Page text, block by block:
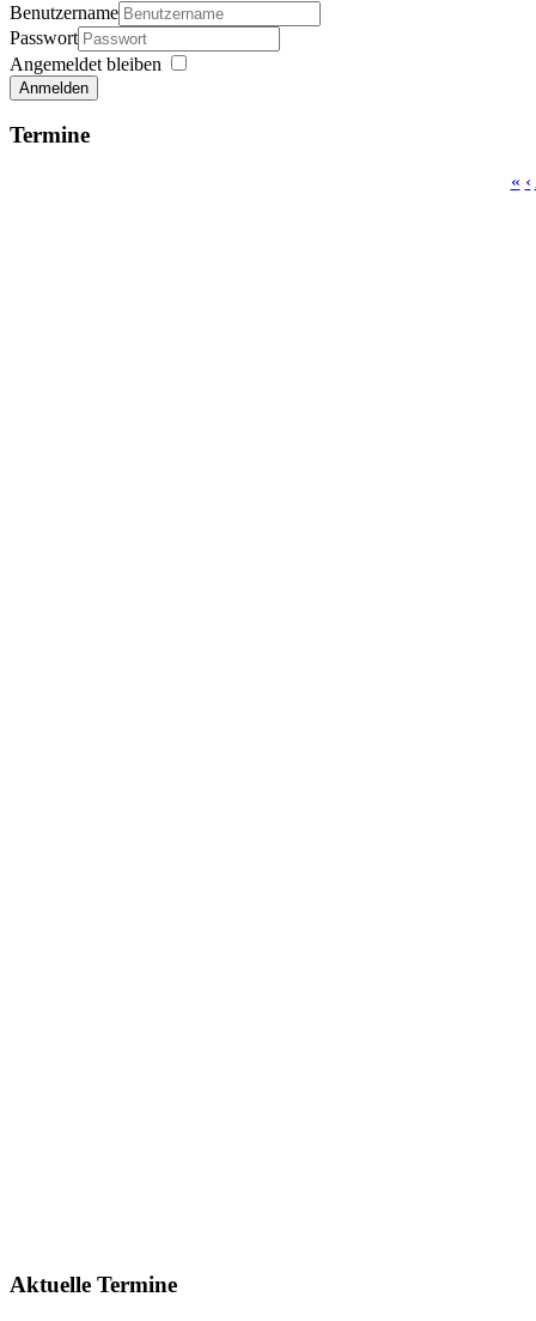
Benutzername
Passwort
Angemeldet bleiben
Anmelden
Termine
« ‹
Aktuelle Termine